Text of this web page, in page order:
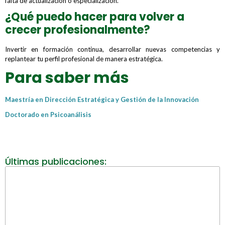
¿Qué puedo hacer para volver a
crecer profesionalmente?
Invertir en formación continua, desarrollar nuevas competencias y
replantear tu perfil profesional de manera estratégica.
Para saber más
Maestría en Dirección Estratégica y Gestión de la Innovación
Doctorado en Psicoanálisis
Últimas publicaciones: